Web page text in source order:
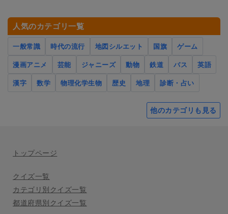
人気のカテゴリ一覧
一般常識 時代の流行 地図シルエット 国旗
ゲーム
漫画アニメ
芸能 ジャニーズ 動物 鉄道 バス
英語
漢字
数学 物理化学生物 歴史 地理 診断・占い
他のカテゴリも見る
トップページ
クイズ一覧
カテゴリ別クイズ一覧
都道府県別クイズ一覧